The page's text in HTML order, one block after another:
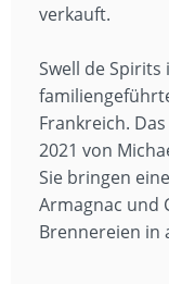
verkauft.
Swell de
Frankreich.
2021 von
Sie bringen
Armagnac und
Brennereien in